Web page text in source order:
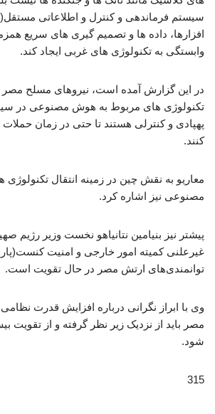
افزارها، داده ها و تصمیم گیری های سریع
وابستگی به تکنولوژی های غربی ایجاد کند.
در این گزارش آمده است، نیروهای مسلح مصر
تکنولوژی های مربوط به هوش مصنوعی در
پهپادی و کنترلی هستند تا حتی در زمان حملات
کنند.
معاریو به نقش چین در زمینه انتقال
مصنوعی نیز اشاره کرد.
پیشتر نیز بنیامین نتانیاهو نخست وزیر رژیم
غیرعلنی کمیته امور خارجی و امنیت
توانمندی‌های ارتش مصر در حال تقویت است.
وی با ابراز نگرانی درباره افزایش قدرت
مصر باید از نزدیک زیر نظر گرفته و از تقویت
شود.
315